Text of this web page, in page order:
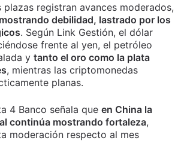
plazas registran avances moderados,
debilidad, lastrado por los
. Según Link Gestión, el dólar
frente al yen, el petróleo
y tanto el oro como la plata
, mientras las criptomonedas
planas.
4 Banco señala que en China la
continúa mostrando fortaleza,
moderación respecto al mes